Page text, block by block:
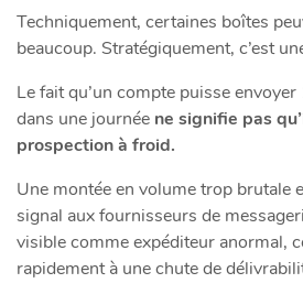
Techniquement, certaines boîtes
beaucoup. Stratégiquement, c’est
Le fait qu’un compte puisse
dans une journée ne signifie pas
prospection à froid.
Une montée en volume trop brutale
signal aux fournisseurs de
visible comme expéditeur anormal,
rapidement à une chute de